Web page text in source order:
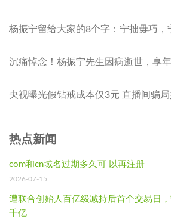
杨振宁留给大家的8个字：宁拙毋巧，
沉痛悼念！杨振宁先生因病逝世，享
央视曝光假钻戒成本仅3元 直播间骗
热点新闻
com和cn域名过期多久可 以再注册
2026-07-15
遭联合创始人百亿级减持后首个交易日
千亿